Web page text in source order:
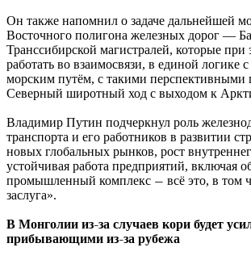
Он также напомнил о задаче дальнейшей
Восточного полигона железных дорог —
Транссибирской магистралей, которые
работать во взаимосвязи, в единой логике
морским путём, с такими перспективными
Северный широтный ход с выходом к
Владимир Путин подчеркнул роль
транспорта и его работников в развитии
новых глобальных рынков, рост
устойчивая работа предприятий, включая
промышленный комплекс — всё это, в том
заслуга».
В Монголии из–за случаев кори будет
прибывающими из–за рубежа